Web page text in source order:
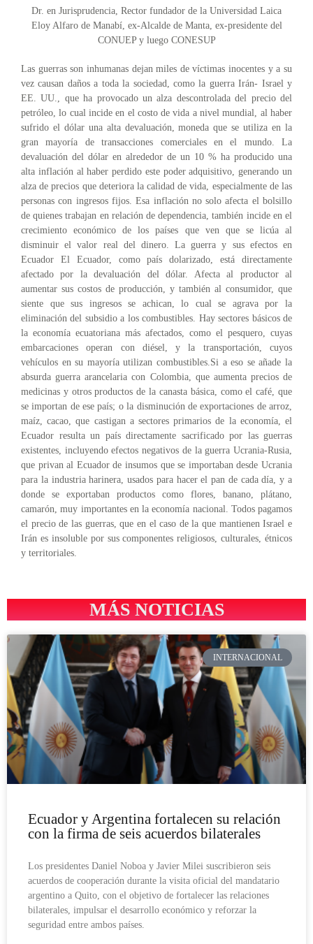
Dr. en Jurisprudencia, Rector fundador de la Universidad Laica
Eloy Alfaro de Manabí, ex-Alcalde de Manta, ex-presidente del
CONUEP y luego CONESUP
Las guerras son inhumanas dejan miles de víctimas inocentes y a su
vez causan daños a toda la sociedad, como la guerra Irán- Israel y
EE. UU., que ha provocado un alza descontrolada del precio del
petróleo, lo cual incide en el costo de vida a nivel mundial, al haber
sufrido el dólar una alta devaluación, moneda que se utiliza en la
gran mayoría de transacciones comerciales en el mundo. La
devaluación del dólar en alrededor de un 10 % ha producido una
alta inflación al haber perdido este poder adquisitivo, generando un
alza de precios que deteriora la calidad de vida, especialmente de las
personas con ingresos fijos. Esa inflación no solo afecta el bolsillo
de quienes trabajan en relación de dependencia, también incide en el
crecimiento económico de los países que ven que se licúa al
disminuir el valor real del dinero. La guerra y sus efectos en
Ecuador El Ecuador, como país dolarizado, está directamente
afectado por la devaluación del dólar. Afecta al productor al
aumentar sus costos de producción, y también al consumidor, que
siente que sus ingresos se achican, lo cual se agrava por la
eliminación del subsidio a los combustibles. Hay sectores básicos de
la economía ecuatoriana más afectados, como el pesquero, cuyas
embarcaciones operan con diésel, y la transportación, cuyos
vehículos en su mayoría utilizan combustibles.Si a eso se añade la
absurda guerra arancelaria con Colombia, que aumenta precios de
medicinas y otros productos de la canasta básica, como el café, que
se importan de ese país; o la disminución de exportaciones de arroz,
maíz, cacao, que castigan a sectores primarios de la economía, el
Ecuador resulta un país directamente sacrificado por las guerras
existentes, incluyendo efectos negativos de la guerra Ucrania-Rusia,
que privan al Ecuador de insumos que se importaban desde Ucrania
para la industria harinera, usados para hacer el pan de cada día, y a
donde se exportaban productos como flores, banano, plátano,
camarón, muy importantes en la economía nacional. Todos pagamos
el precio de las guerras, que en el caso de la que mantienen Israel e
Irán es insoluble por sus componentes religiosos, culturales, étnicos
y territoriales.
MÁS NOTICIAS
INTERNACIONAL
Ecuador y Argentina fortalecen su relación
con la firma de seis acuerdos bilaterales
Los presidentes Daniel Noboa y Javier Milei suscribieron seis
acuerdos de cooperación durante la visita oficial del mandatario
argentino a Quito, con el objetivo de fortalecer las relaciones
bilaterales, impulsar el desarrollo económico y reforzar la
seguridad entre ambos países.